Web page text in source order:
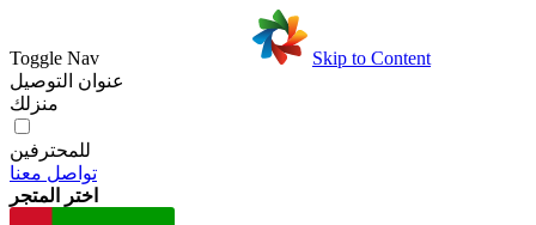
Toggle Nav
Skip to Content
عنوان التوصيل
منزلك
للمحترفين
تواصل معنا
اختر المتجر